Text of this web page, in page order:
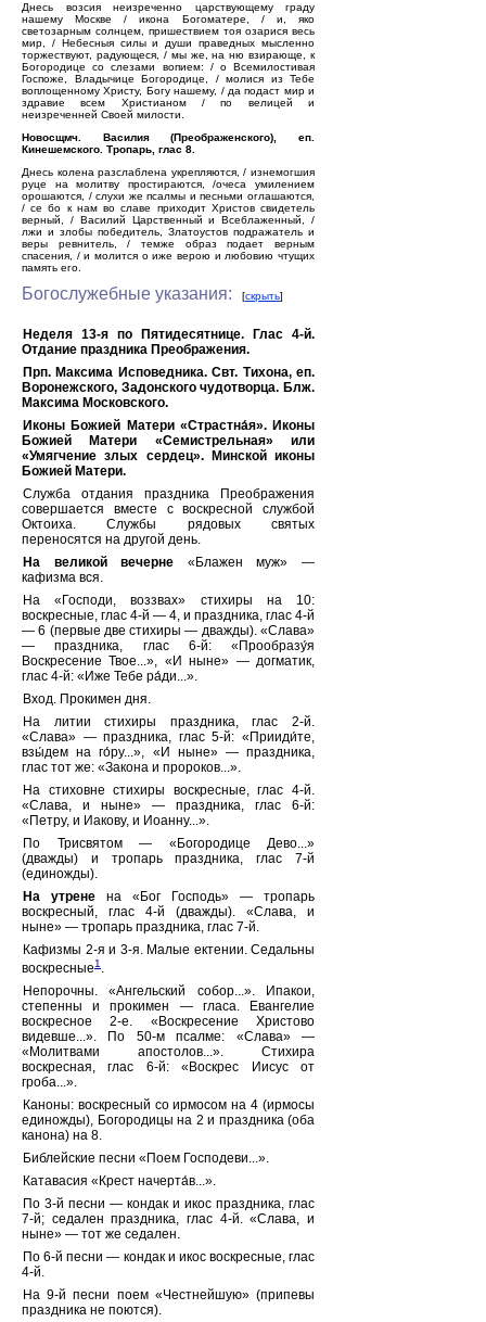
Днесь возсия неизреченно царствующему граду
нашему Москве / икона Богоматере, / и, яко
светозарным солнцем, пришествием тоя озарися весь
мир, / Небесныя силы и души праведных мысленно
торжествуют, радующеся, / мы же, на ню взирающе, к
Богородице со слезами вопием: / о Всемилостивая
Госпоже, Владычице Богородице, / молися из Тебе
воплощенному Христу, Богу нашему, / да подаст мир и
здравие всем Христианом / по велицей и
неизреченней Своей милости.
Новосщмч. Василия (Преображенского), еп.
Кинешемского. Тропарь, глас 8.
Днесь колена разслаблена укрепляются, / изнемогшия
руце на молитву простираются, /очеса умилением
орошаются, / слухи же псалмы и песньми оглашаются,
/ се бо к нам во славе приходит Христов свидетель
верный, / Василий Царственный и Всеблаженный, /
лжи и злобы победитель, Златоустов подражатель и
веры ревнитель, / темже образ подает верным
спасения, / и молится о иже верою и любовию чтущих
память его.
Богослужебные указания: [скрыть]
Неделя 13-я по Пятидесятнице. Глас 4-й.
Отдание праздника Преображения.
Прп. Максима Исповедника. Свт. Тихона, еп.
Воронежского, Задонского чудотворца. Блж.
Максима Московского.
Иконы Божией Матери «Страстна́я». Иконы
Божией Матери «Семистрельная» или
«Умягчение злых сердец». Минской иконы
Божией Матери.
Служба отдания праздника Преображения
совершается вместе с воскресной службой
Октоиха. Службы рядовых святых
переносятся на другой день.
На великой вечерне «Блажен муж» —
кафизма вся.
На «Господи, воззвах» стихиры на 10:
воскресные, глас 4-й — 4, и праздника, глас 4-й
— 6 (первые две стихиры — дважды). «Слава»
— праздника, глас 6-й: «Прообразу́я
Воскресение Твое...», «И ныне» — догматик,
глас 4-й: «Иже Тебе ра́ди...».
Вход. Прокимен дня.
На литии стихиры праздника, глас 2-й.
«Слава» — праздника, глас 5-й: «Прииди́те,
взы́дем на го́ру...», «И ныне» — праздника,
глас тот же: «Закона и пророков...».
На стиховне стихиры воскресные, глас 4-й.
«Слава, и ныне» — праздника, глас 6-й:
«Петру, и Иакову, и Иоанну...».
По Трисвятом — «Богородице Дево...»
(дважды) и тропарь праздника, глас 7-й
(единожды).
На утрене на «Бог Господь» — тропарь
воскресный, глас 4-й (дважды). «Слава, и
ныне» — тропарь праздника, глас 7-й.
Кафизмы 2-я и 3-я. Малые ектении. Седальны
воскресные1 .
Непорочны. «Ангельский собор...». Ипакои,
степенны и прокимен — гласа. Евангелие
воскресное 2-е. «Воскресение Христово
видевше...». По 50-м псалме: «Слава» —
«Молитвами апостолов...». Стихира
воскресная, глас 6-й: «Воскрес Иисус от
гроба...».
Каноны: воскресный со ирмосом на 4 (ирмосы
единожды), Богородицы на 2 и праздника (оба
канона) на 8.
Библейские песни «Поем Господеви...».
Катавасия «Крест начерта́в...».
По 3-й песни — кондак и икос праздника, глас
7-й; седален праздника, глас 4-й. «Слава, и
ныне» — тот же седален.
По 6-й песни — кондак и икос воскресные, глас
4-й.
На 9-й песни поем «Честнейшую» (припевы
праздника не поются).